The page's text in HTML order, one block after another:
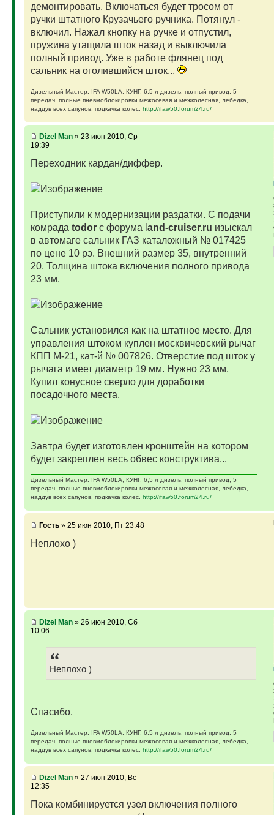
демонтировать. Включаться будет тросом от
ручки штатного Крузачьего ручника. Потянул -
включил. Нажал кнопку на ручке и отпустил,
пружина утащила шток назад и выключила
полный привод. Уже в работе флянец под
сальник на оголившийся шток...
Дизельный Мастер. IFA W50LA, КУНГ, 6,5 л дизель, полный привод, 5
передач, полные пневмоблокировки межосевая и межколесная, лебедка,
наддув всех сапунов, подкачка колес. http://ifaw50.forum24.ru/
Dizel Man» 23 июн 2010, Ср
19:39
Переходник кардан/диффер.
Приступили к модернизации раздатки. С подачи
комрада todorс форума l and-cruiser.ru изыскал
в автомаге сальник ГАЗ каталожный № 017425
по цене 10 рэ. Внешний размер 35, внутренний
20. Толщина штока включения полного привода
23 мм.
Сальник установился как на штатное место. Для
управления штоком куплен москвичевский рычаг
КПП М-21, кат-й № 007826. Отверстие под шток у
рычага имеет диаметр 19 мм. Нужно 23 мм.
Купил конусное сверло для доработки
посадочного места.
Завтра будет изготовлен кронштейн на котором
будет закреплен весь обвес конструктива...
Дизельный Мастер. IFA W50LA, КУНГ, 6,5 л дизель, полный привод, 5
передач, полные пневмоблокировки межосевая и межколесная, лебедка,
наддув всех сапунов, подкачка колес. http://ifaw50.forum24.ru/
Гость» 25 июн 2010, Пт 23:48
Неплохо )
Dizel Man» 26 июн 2010, Сб
10:06
Неплохо )
Спасибо.
Дизельный Мастер. IFA W50LA, КУНГ, 6,5 л дизель, полный привод, 5
передач, полные пневмоблокировки межосевая и межколесная, лебедка,
наддув всех сапунов, подкачка колес. http://ifaw50.forum24.ru/
Dizel Man» 27 июн 2010, Вс
12:35
Пока комбинируется узел включения полного